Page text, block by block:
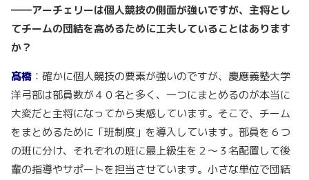
――アーチェリーは個人競技の側面が強いですが、主将とし
てチームの団結を高めるために工夫していることはあります
か？
髙橋 ：確かに個人競技の要素が強いのですが、慶應義塾大学
洋弓部は部員数が４０名と多く、一つにまとめるのが本当に
大変だと主将になってから実感しています。そこで、チーム
をまとめるために「班制度」を導入しています。部員を６つ
の班に分け、それぞれの班に最上級生を２〜３名配置して後
輩の指導やサポートを担当させています。小さな単位で団結